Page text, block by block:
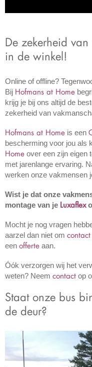
De zekerheid
in de winkel!
Online of offline?
Bij Hofmans at Home
krijg je bij ons altijd de
zekerheid van
Hofmans at Home is een
bescherming voor jou als
Home over een zijn eigen
met jarenlange ervaring.
werken onze vakmensen
Wist je dat onze
montage van je Luxaflex
Mocht je nog vragen
aarzel dan niet om contact
een offerte aan.
Óók verzorgen wij het
weten? Neem contact op
Staat onze bus
de deur?